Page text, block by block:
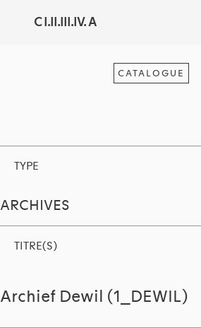
C I.II.III.IV. A
CATALOGUE
TYPE
ARCHIVES
TITRE(S)
Archief Dewil (1_DEWIL)